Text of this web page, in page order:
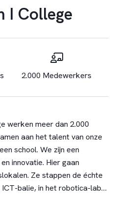
I College
2.000 Medewerkers
werken meer dan 2.000
aan het talent van onze
school. We zijn een
innovatie. Hier gaan
Ze stappen de échte
balie, in het robotica-lab